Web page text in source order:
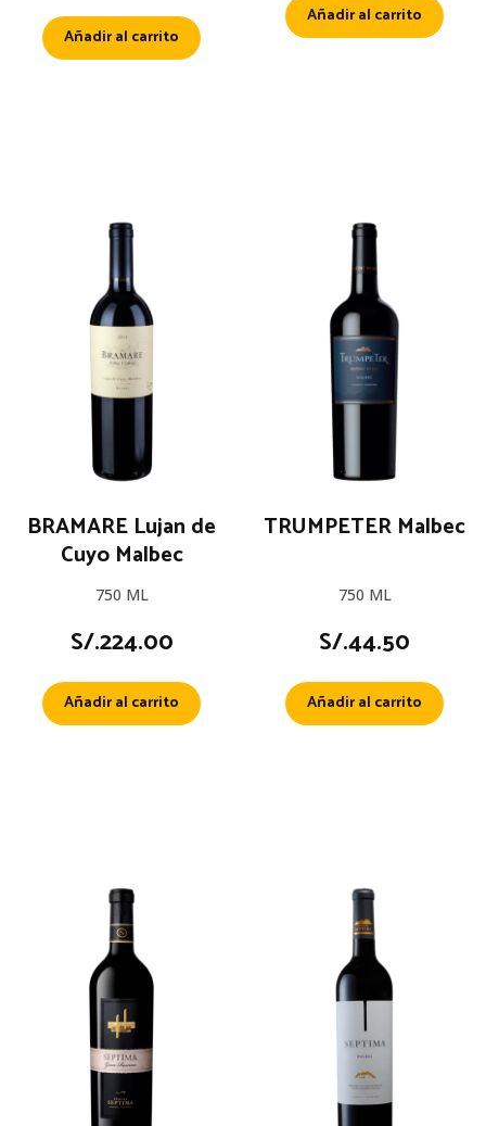
Añadir al carrito
Añadir al carrito
BRAMARE Lujan de
Cuyo Malbec
750 ML
S/.224.00
Añadir al carrito
TRUMPETER Malbec
750 ML
S/.44.50
Añadir al carrito